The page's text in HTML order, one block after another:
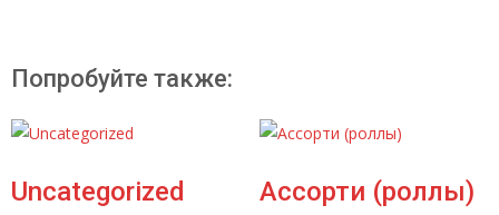
Попробуйте также:
Uncategorized Ассорти (роллы)